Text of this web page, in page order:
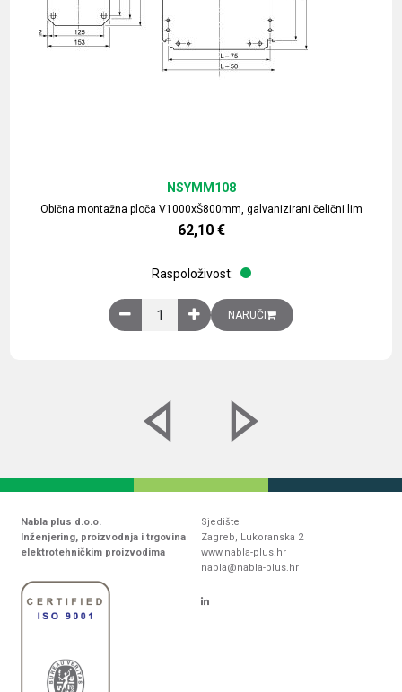
Obična montažna ploča V1000xŠ800mm, galvanizirani čelični lim
NSYMM108
62,10 €
Raspoloživost:
Obična montažna ploča V1000xŠ800mm,
NARUČI
Nabla plus d.o.o.
Inženjering, proizvodnja i trgovina
elektrotehničkim proizvodima
Sjedište
Zagreb, Lukoranska 2
www.nabla-plus.hr
nabla@nabla-plus.hr